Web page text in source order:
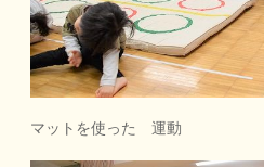
マットを使った 運動